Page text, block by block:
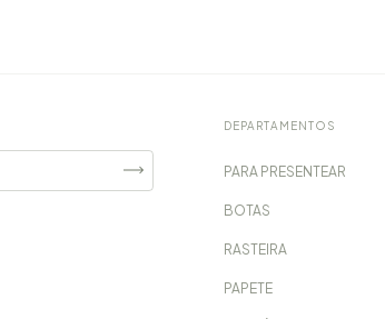
DEPARTAMENTOS
PARA PRESENTEAR
BOTAS
RASTEIRA
PAPETE